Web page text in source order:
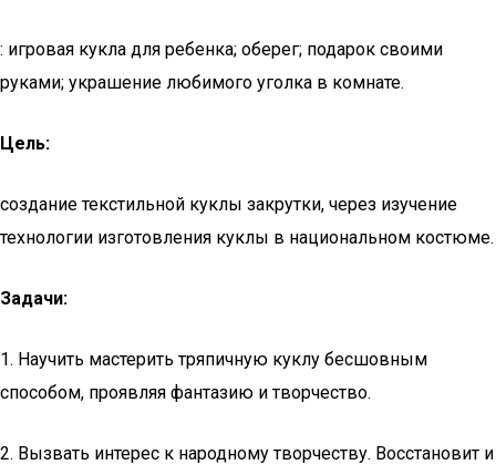
: игровая кукла для ребенка; оберег; подарок своими
руками; украшение любимого уголка в комнате.
Цель:
создание текстильной куклы закрутки, через изучение
технологии изготовления куклы в национальном костюме.
Задачи:
1. Научить мастерить тряпичную куклу бесшовным
способом, проявляя фантазию и творчество.
2. Вызвать интерес к народному творчеству. Восстановит и